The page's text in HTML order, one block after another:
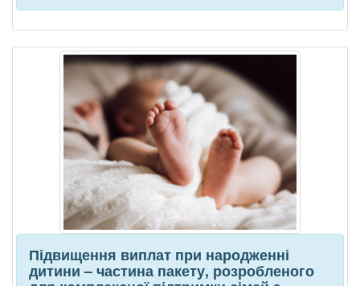
Підвищення виплат при народженні
дитини – частина пакету, розробленого